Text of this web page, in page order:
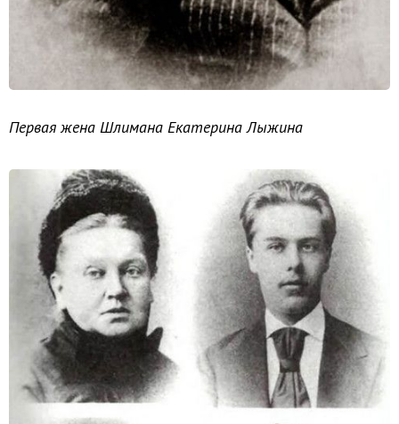
Первая жена Шлимана Екатерина Лыжина